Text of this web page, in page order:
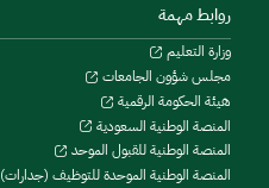
روابط مهمة
وزارة التعليم
مجلس شؤون الجامعات
هيئة الحكومة الرقمية
المنصة الوطنية السعودية
المنصة الوطنية للقبول الموحد
المنصة الوطنية الموحدة للتوظيف (جدارات)